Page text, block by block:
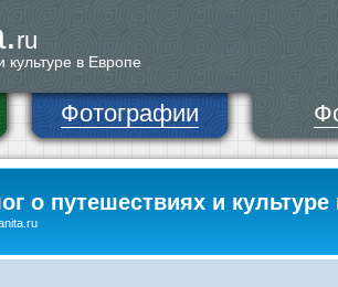
ru
культуре в Европе
Фотографии
о путешествиях и